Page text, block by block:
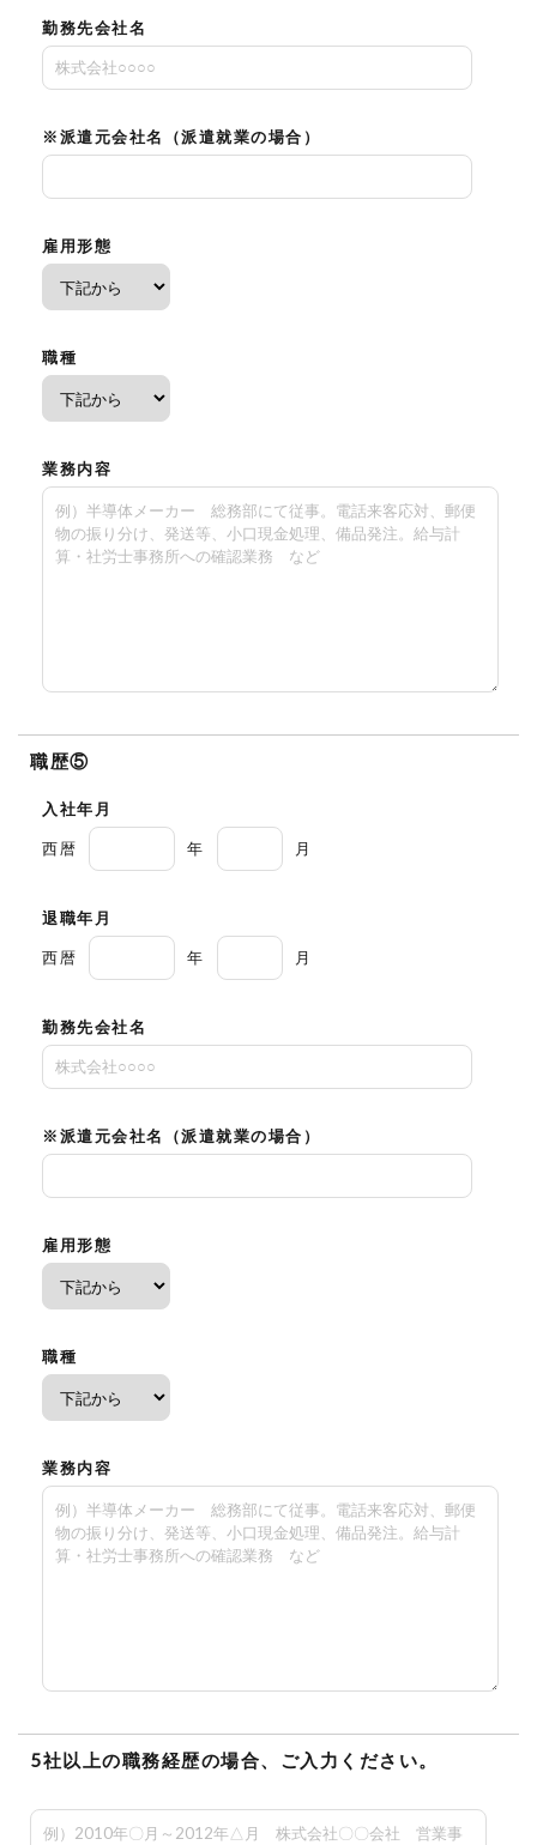
勤務先会社名
※派遣元会社名（派遣就業の場合）
雇用形態
職種
業務内容
職歴⑤
入社年月
西暦 年 月
退職年月
西暦 年 月
勤務先会社名
※派遣元会社名（派遣就業の場合）
雇用形態
職種
業務内容
5社以上の職務経歴の場合、ご入力ください。